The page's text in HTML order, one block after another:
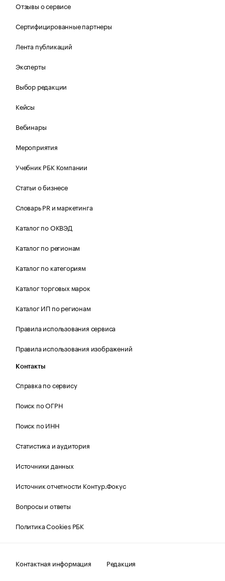
Отзывы о сервисе
Сертифицированные партнеры
Лента публикаций
Эксперты
Выбор редакции
Кейсы
Вебинары
Мероприятия
Учебник РБК Компании
Статьи о бизнесе
Словарь PR и маркетинга
Каталог по ОКВЭД
Каталог по регионам
Каталог по категориям
Каталог торговых марок
Каталог ИП по регионам
Правила использования сервиса
Правила использования изображений
Контакты
Справка по сервису
Поиск по ОГРН
Поиск по ИНН
Статистика и аудитория
Источники данных
Источник отчетности Контур.Фокус
Вопросы и ответы
Политика Cookies РБК
Контактная информация
Редакция